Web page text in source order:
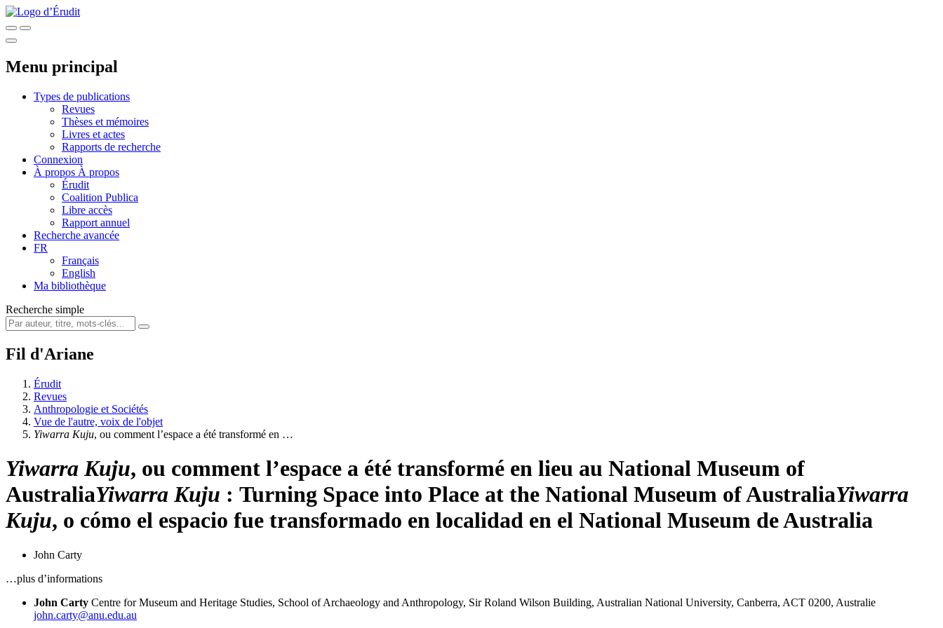
Menu principal
Types de publications
Revues
Thèses et mémoires
Livres et actes
Rapports de recherche
Connexion
À propos À propos
Érudit
Coalition Publica
Libre accès
Rapport annuel
Recherche avancée
FR
Français
English
Ma bibliothèque
Recherche simple
Fil d'Ariane
Érudit
Revues
Anthropologie et Sociétés
Vue de l'autre, voix de l'objet
Yiwarra Kuju, ou comment l’espace a été transformé en …
Yiwarra Kuju, ou comment l’espace a été transformé en lieu au National Museum of
AustraliaYiwarra Kuju : Turning Space into Place at the National Museum of AustraliaYiwarra
Kuju, o cómo el espacio fue transformado en localidad en el National Museum de Australia
John Carty
…plus d’informations
John Carty Centre for Museum and Heritage Studies, School of Archaeology and Anthropology, Sir Roland Wilson Building, Australian National University, Canberra, ACT 0200, Australie
john.carty@anu.edu.au